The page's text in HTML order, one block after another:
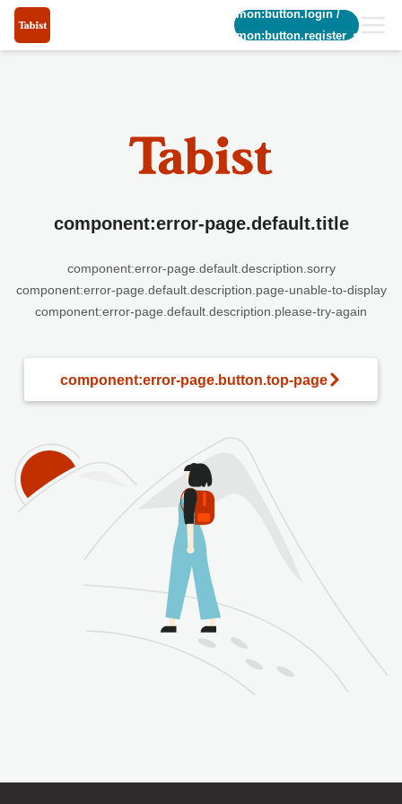
common:button.login/
common:button.register_short
component:error-page.default.title
component:error-page.default.description.sorry
component:error-page.default.description.page-unable-to-display
component:error-page.default.description.please-try-again
component:error-page.button.top-page